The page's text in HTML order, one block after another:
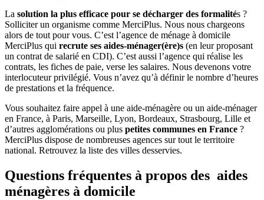
La solution la plus efficace pour se décharger des formalités ?
Solliciter un organisme comme MerciPlus. Nous nous chargeons
alors de tout pour vous. C’est l’agence de ménage à domicile
MerciPlus qui recrute ses aides-ménager(ère)s (en leur proposant
un contrat de salarié en CDI). C’est aussi l’agence qui réalise les
contrats, les fiches de paie, verse les salaires. Nous devenons votre
interlocuteur privilégié. Vous n’avez qu’à définir le nombre d’heures
de prestations et la fréquence.
Vous souhaitez faire appel à une aide-ménagère ou un aide-ménager
en France, à Paris, Marseille, Lyon, Bordeaux, Strasbourg, Lille et
d’autres agglomérations ou plus petites communes en France ?
MerciPlus dispose de nombreuses agences sur tout le territoire
national. Retrouvez la liste des villes desservies.
Questions fréquentes à propos des aides
ménagères à domicile